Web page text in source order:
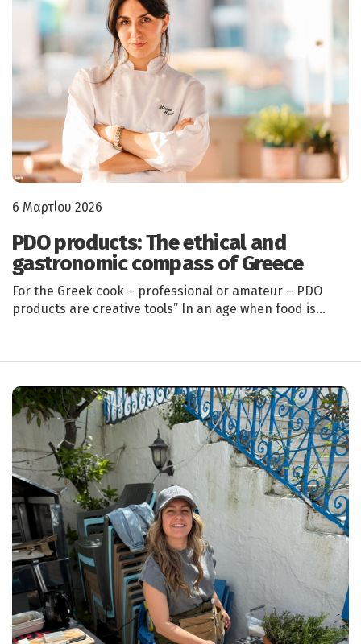
6 Μαρτίου 2026
PDO products: The ethical and
gastronomic compass of Greece
For the Greek cook – professional or amateur – PDO
products are creative tools” In an age when food is…